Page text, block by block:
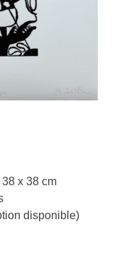
x 38 cm
disponible)